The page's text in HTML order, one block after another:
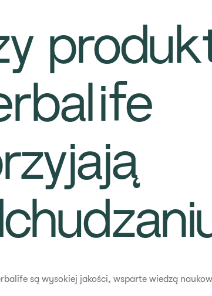
są wysokiej jakości, wsparte wiedzą